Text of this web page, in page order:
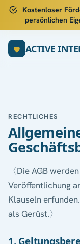
Kostenloser
persönlichen
ACTIVE
RECHTLICHES
〈Die AGB
Veröffentlichung
Klauseln
als Gerüst.〉